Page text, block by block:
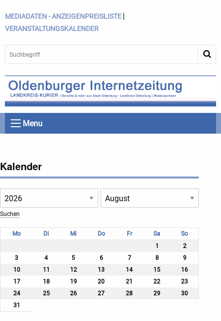
MEDIADATEN - ANZEIGENPREISLISTE |
VERANSTALTUNGSKALENDER
Menu
Kalender
Mo Di Mi Do Fr Sa
So
1
2
3
4 5 6 7 8
9
10
11 12 13 14 15
16
17
18 19 20 21 22
23
24
25 26 27 28 29
30
31